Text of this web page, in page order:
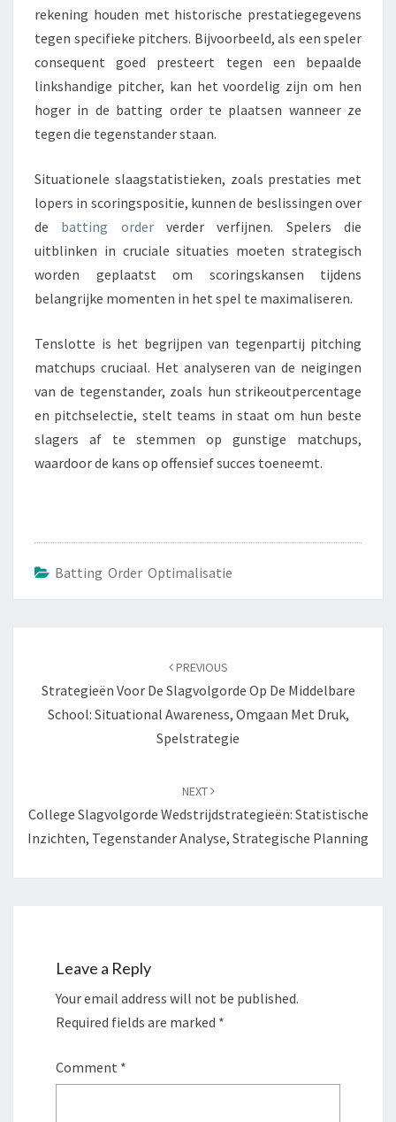
rekening houden met historische prestatiegegevens
tegen specifieke pitchers. Bijvoorbeeld, als een speler
consequent goed presteert tegen een bepaalde
linkshandige pitcher, kan het voordelig zijn om hen
hoger in de batting order te plaatsen wanneer ze
tegen die tegenstander staan.
Situationele slaagstatistieken, zoals prestaties met
lopers in scoringspositie, kunnen de beslissingen over
de batting orderverder verfijnen. Spelers die
uitblinken in cruciale situaties moeten strategisch
worden geplaatst om scoringskansen tijdens
belangrijke momenten in het spel te maximaliseren.
Tenslotte is het begrijpen van tegenpartij pitching
matchups cruciaal. Het analyseren van de neigingen
van de tegenstander, zoals hun strikeoutpercentage
en pitchselectie, stelt teams in staat om hun beste
slagers af te stemmen op gunstige matchups,
waardoor de kans op offensief succes toeneemt.
Batting Order Optimalisatie
PREVIOUS
Strategieën Voor De Slagvolgorde Op De Middelbare
School: Situational Awareness, Omgaan Met Druk,
Spelstrategie
NEXT
College Slagvolgorde Wedstrijdstrategieën: Statistische
Inzichten, Tegenstander Analyse, Strategische Planning
Leave a Reply
Your email address will not be published.
Required fields are marked *
Comment *